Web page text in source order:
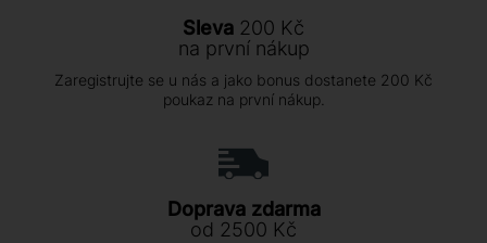
Sleva 200 Kč
na první nákup
Zaregistrujte se u nás a jako bonus dostanete 200 Kč
poukaz na první nákup.
Doprava zdarma
od 2500 Kč